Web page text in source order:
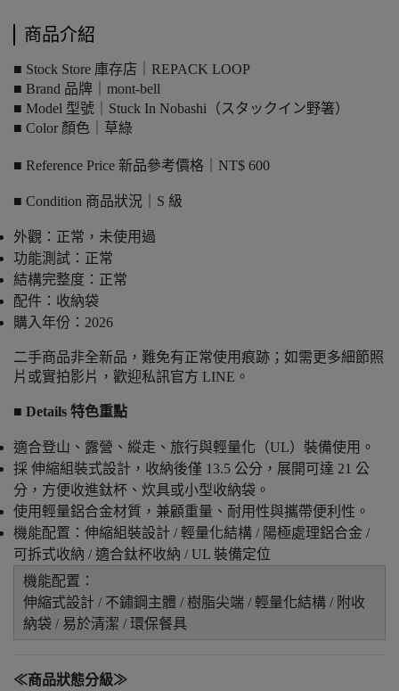
商品介紹
■ Stock Store 庫存店｜REPACK LOOP
■ Brand 品牌｜mont-bell
■ Model 型號｜Stuck In Nobashi（スタックイン野箸）
■ Color 顏色｜草綠
■ Reference Price 新品參考價格｜NT$ 600
■ Condition 商品狀況｜S 級
外觀：正常，未使用過
功能測試：正常
結構完整度：正常
配件：收納袋
購入年份：2026
二手商品非全新品，難免有正常使用痕跡；如需更多細節照
片或實拍影片，歡迎私訊官方 LINE。
■ Details 特色重點
適合登山、露營、縱走、旅行與輕量化（UL）裝備使用。
採 伸縮組裝式設計，收納後僅 13.5 公分，展開可達 21 公
分，方便收進鈦杯、炊具或小型收納袋。
使用輕量鋁合金材質，兼顧重量、耐用性與攜帶便利性。
機能配置：伸縮組裝設計 / 輕量化結構 / 陽極處理鋁合金 /
可拆式收納 / 適合鈦杯收納 / UL 裝備定位
機能配置：
伸縮式設計 / 不鏽鋼主體 / 樹脂尖端 / 輕量化結構 / 附收
納袋 / 易於清潔 / 環保餐具
≪商品狀態分級≫